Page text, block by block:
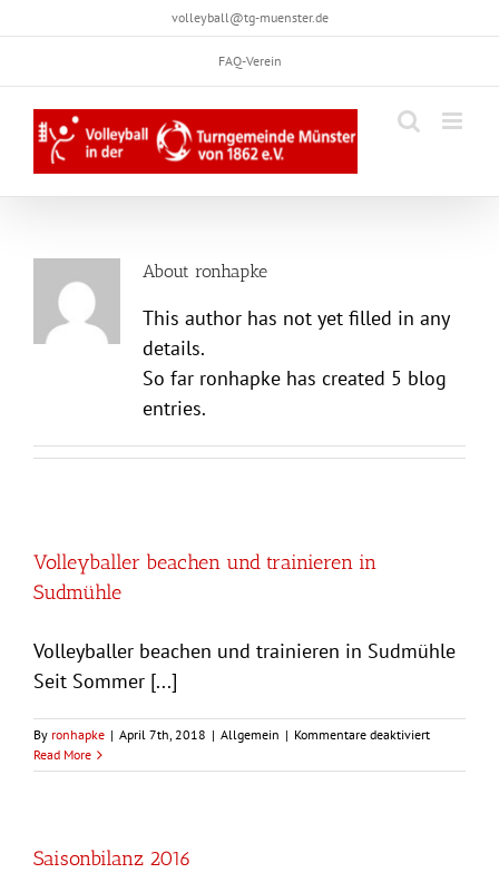
to
volleyball@tg-muenster.de
FAQ-Verein
About ronhapke
This author has not yet filled in any
details.
So far ronhapke has created 5 blog
entries.
Volleyballer beachen und trainieren in
Sudmühle
Volleyballer beachen und trainieren in Sudmühle
Seit Sommer [...]
By ronhapke | April 7th, 2018 | Allgemein | Kommentare deaktiviertfür
beachen
Read More
Saisonbilanz 2016